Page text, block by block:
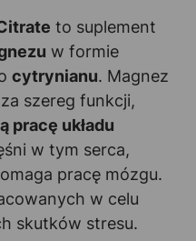
to suplement
w formie
cytrynianu. Magnez
szereg funkcji,
pracę układu
w tym serca,
pracę mózgu.
w celu
skutków stresu.